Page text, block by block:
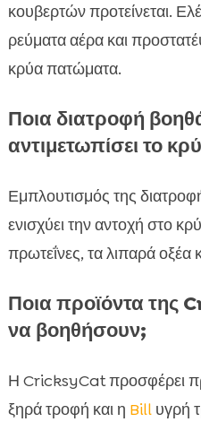
κουβερτών προτείνεται.
ρεύματα αέρα και
κρύα πατώματα.
Ποια διατροφή
αντιμετωπίσει το
Εμπλουτισμός της
ενισχύει την αντοχή στο
πρωτεΐνες, τα λιπαρά οξέα
Ποια προϊόντα της
να βοηθήσουν;
Η CricksyCat προσφέρει
ξηρά τροφή και η Billυγρή